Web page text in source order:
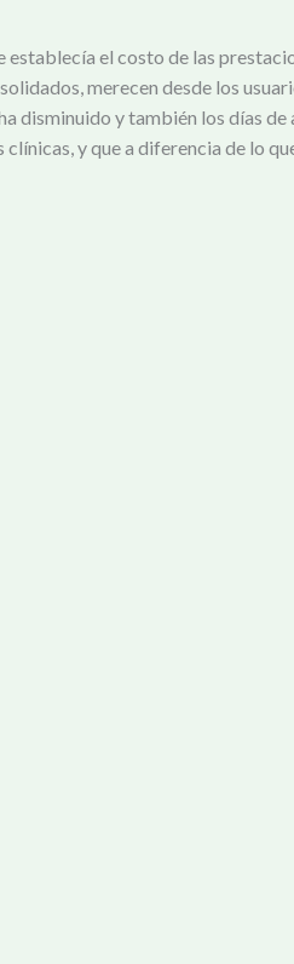
establecía el costo de las
merecen desde los
disminuido y también los días
y que a diferencia de lo